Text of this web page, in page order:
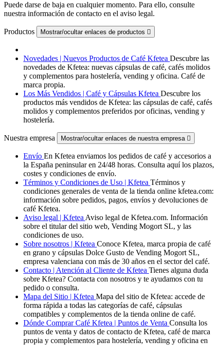
Puede darse de baja en cualquier momento. Para ello, consulte
nuestra información de contacto en el aviso legal.
Productos Mostrar/ocultar enlaces de productos 
Novedades | Nuevos Productos de Café Kfetea Descubre las
novedades de Kfetea: nuevas cápsulas de café, cafés molidos
y complementos para hostelería, vending y oficina. Café de
marca propia.
Los Más Vendidos | Café y Cápsulas Kfetea Descubre los
productos más vendidos de Kfetea: las cápsulas de café, cafés
molidos y complementos preferidos por oficinas, vending y
hostelería.
Nuestra empresa Mostrar/ocultar enlaces de nuestra empresa 
Envío En Kfetea enviamos los pedidos de café y accesorios a
la España peninsular en 24/48 horas. Consulta aquí los plazos,
costes y condiciones de envío.
Términos y Condiciones de Uso | Kfetea Términos y
condiciones generales de venta de la tienda online kfetea.com:
información sobre pedidos, pagos, envíos y devoluciones de
café Kfetea.
Aviso legal | Kfetea Aviso legal de Kfetea.com. Información
sobre el titular del sitio web, Vending Mogort SL, y las
condiciones de uso.
Sobre nosotros | Kfetea Conoce Kfetea, marca propia de café
en grano y cápsulas Dolce Gusto de Vending Mogort SL,
empresa valenciana con más de 30 años en el sector del café.
Contacto | Atención al Cliente de Kfetea Tienes alguna duda
sobre Kfetea? Contacta con nosotros y te ayudamos con tu
pedido o consulta.
Mapa del Sitio | Kfetea Mapa del sitio de Kfetea: accede de
forma rápida a todas las categorías de café, cápsulas
compatibles y complementos de la tienda online de café.
Dónde Comprar Café Kfetea | Puntos de Venta Consulta los
puntos de venta y datos de contacto de Kfetea, café de marca
propia y complementos para hostelería, vending y oficina en